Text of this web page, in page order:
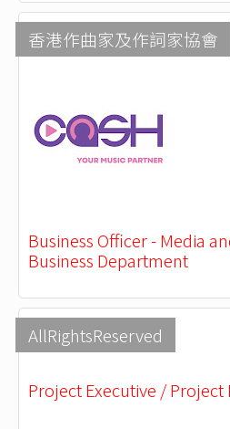
香港作曲家及作詞家協會
Business Officer - Media
Business Department
AllRightsReserved
Project Executive / Project